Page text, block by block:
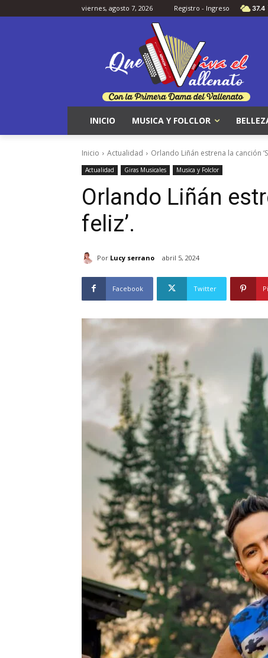
viernes, agosto 7, 2026 Registro - Ingreso 37.4
INICIO MUSICA Y FOLCLOR
Inicio Actualidad Orlando Liñán estrena la canción
Actualidad Giras Musicales Musica y Folclor
Orlando Liñán
feliz’.
Por Lucy serrano abril 5, 2024
Facebook Twitter